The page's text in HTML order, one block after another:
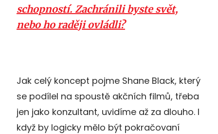
schopností. Zachránili byste svět,
nebo ho raději ovládli?
Jak celý koncept pojme Shane Black, který
se podílel na spoustě akčních filmů, třeba
jen jako konzultant, uvidíme až za dlouho. I
když by logicky mělo být pokračovaní